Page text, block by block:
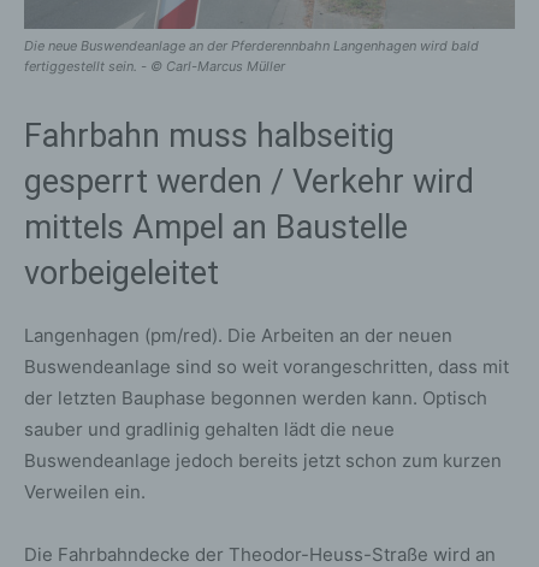
Die neue Buswendeanlage an der Pferderennbahn Langenhagen wird bald
fertiggestellt sein. - © Carl-Marcus Müller
Fahrbahn muss halbseitig
gesperrt werden / Verkehr wird
mittels Ampel an Baustelle
vorbeigeleitet
Langenhagen (pm/red). Die Arbeiten an der neuen
Buswendeanlage sind so weit vorangeschritten, dass mit
der letzten Bauphase begonnen werden kann. Optisch
sauber und gradlinig gehalten lädt die neue
Buswendeanlage jedoch bereits jetzt schon zum kurzen
Verweilen ein.
Die Fahrbahndecke der Theodor-Heuss-Straße wird an